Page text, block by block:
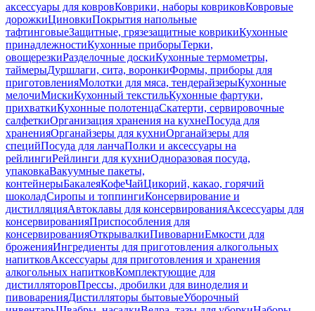
аксессуары для ковровКоврики, наборы ковриковКовровые
дорожкиЦиновкиПокрытия напольные
тафтинговыеЗащитные, грязезащитные коврикиКухонные
принадлежностиКухонные приборыТерки,
овощерезкиРазделочные доскиКухонные термометры,
таймерыДуршлаги, сита, воронкиФормы, приборы для
приготовленияМолотки для мяса, тендерайзерыКухонные
мелочиМискиКухонный текстильКухонные фартуки,
прихваткиКухонные полотенцаСкатерти, сервировочные
салфеткиОрганизация хранения на кухнеПосуда для
храненияОрганайзеры для кухниОрганайзеры для
специйПосуда для ланчаПолки и аксессуары на
рейлингиРейлинги для кухниОдноразовая посуда,
упаковкаВакуумные пакеты,
контейнерыБакалеяКофеЧайЦикорий, какао, горячий
шоколадСиропы и топпингиКонсервирование и
дистилляцияАвтоклавы для консервированияАксессуары для
консервированияПриспособления для
консервированияОткрывалкиПивоварниЕмкости для
броженияИнгредиенты для приготовления алкогольных
напитковАксессуары для приготовления и хранения
алкогольных напитковКомплектующие для
дистилляторовПрессы, дробилки для виноделия и
пивоваренияДистилляторы бытовыеУборочный